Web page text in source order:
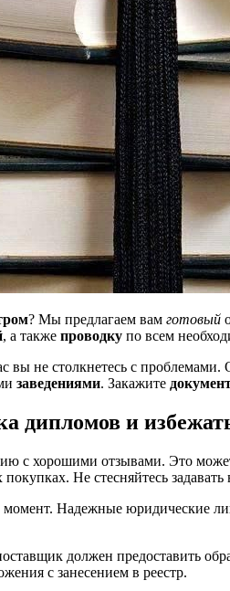
? Мы предлагаем вам готовый
, а также проводку по всем
вы не столкнетесь с проблемами.
заведениями. Закажите
дипломов и
с хорошими отзывами. Это
Не стесняйтесь задавать
Надежные юридические
должен предоставить
с занесением в реестр.